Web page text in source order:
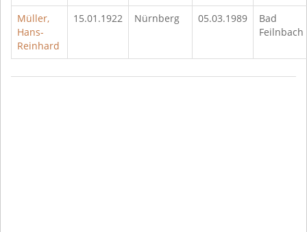
Müller,
Hans-
Reinhard
15.01.1922 Nürnberg 05.03.1989
Bad
Feilnbach